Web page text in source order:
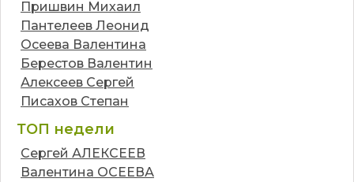
Пришвин Михаил
Пантелеев Леонид
Осеева Валентина
Берестов Валентин
Алексеев Сергей
Писахов Степан
ТОП недели
Сергей АЛЕКСЕЕВ
Валентина ОСЕЕВА